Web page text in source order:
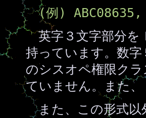
(例) ABC08635,
英字３文字部分を
持っています。数
のシスオペ権限ク
ていません。また
また、この形式以